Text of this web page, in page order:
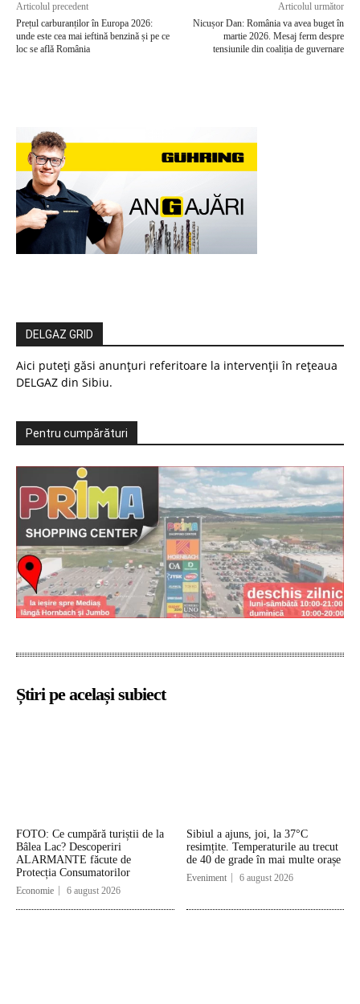
Articolul precedent
Prețul carburanților în Europa 2026:
unde este cea mai ieftină benzină și pe ce
loc se află România
Articolul următor
Nicușor Dan: România va avea buget în
martie 2026. Mesaj ferm despre
tensiunile din coaliția de guvernare
DELGAZ GRID
Aici puteți găsi anunțuri referitoare la intervenții în rețeaua
DELGAZ din Sibiu.
Pentru cumpărături
Știri pe același subiect
FOTO: Ce cumpără turiștii de la
Bâlea Lac? Descoperiri
ALARMANTE făcute de
Protecția Consumatorilor
Economie 6 august 2026
Sibiul a ajuns, joi, la 37°C
resimțite. Temperaturile au trecut
de 40 de grade în mai multe orașe
Eveniment 6 august 2026